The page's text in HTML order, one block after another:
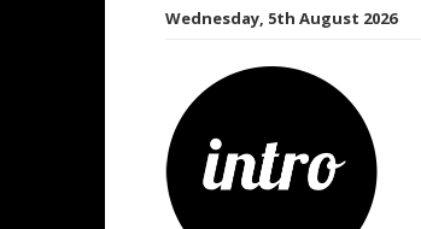
Wednesday, 5th August 2026